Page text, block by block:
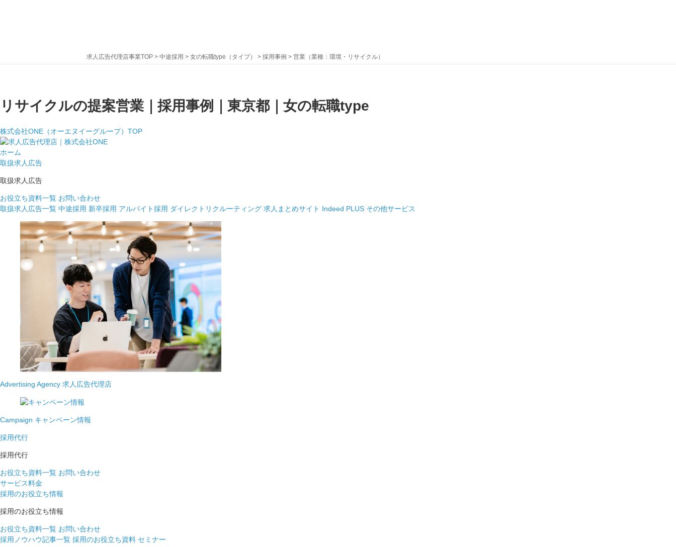
リサイクルの提案営業｜採用事例｜東京都｜女の転職type
株式会社ONE（オーエヌイーグループ）TOP
ホーム
取扱求人広告
取扱求人広告
お役立ち資料一覧 お問い合わせ
取扱求人広告一覧 中途採用 新卒採用 アルバイト採用 ダイレクトリクルーティング 求人まとめサイト Indeed PLUS その他サービス
Advertising Agency 求人広告代理店
Campaign キャンペーン情報
採用代行
採用代行
お役立ち資料一覧 お問い合わせ
サービス料金
採用のお役立ち情報
採用のお役立ち情報
お役立ち資料一覧 お問い合わせ
採用ノウハウ記事一覧 採用のお役立ち資料 セミナー
求人広告代理店事業TOP > 中途採用 > 女の転職type（タイプ） > 採用事例 > 営業（業種：環境・リサイクル）